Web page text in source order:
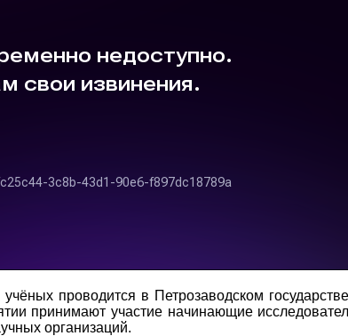
проводится в Петрозаводском
принимают участие начинающие
организаций.